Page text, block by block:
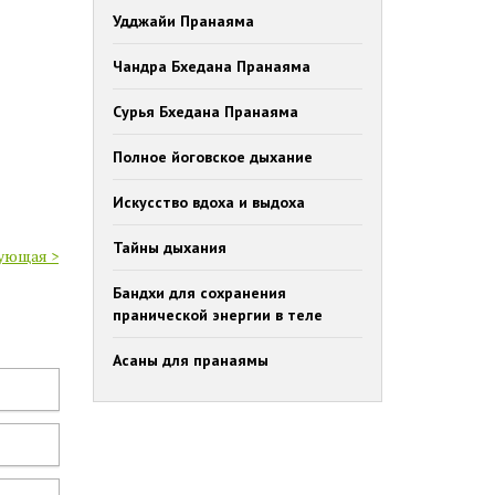
>
Удджайи Пранаяма
Чандра Бхедана Пранаяма
Сурья Бхедана Пранаяма
Полное йоговское дыхание
Искусство вдоха и выдоха
Тайны дыхания
Бандхи для сохранения
пранической энергии в теле
Асаны для пранаямы